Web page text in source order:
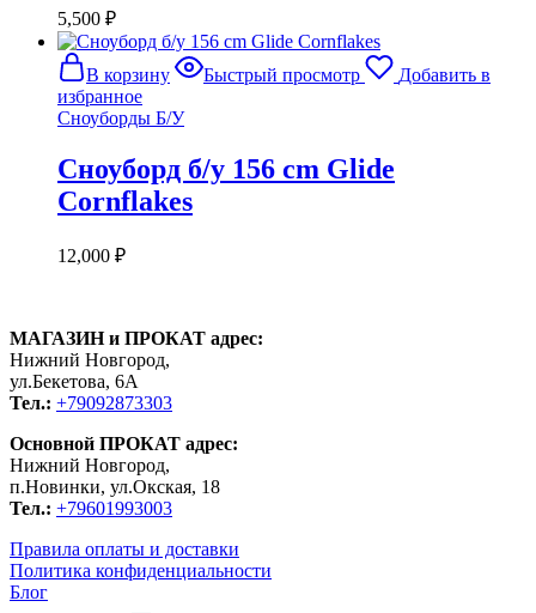
5,500 ₽
В корзину Быстрый просмотр
Добавить в
избранное
Сноуборды Б/У
Сноуборд б/у 156 cm Glide
Cornflakes
12,000 ₽
МАГАЗИН и ПРОКАТ адрес:
Нижний Новгород,
ул.Бекетова, 6А
Тел.: +79092873303
Основной ПРОКАТ адрес:
Нижний Новгород,
п.Новинки, ул.Окская, 18
Тел.: +79601993003
Правила оплаты и доставки
Политика конфиденциальности
Блог